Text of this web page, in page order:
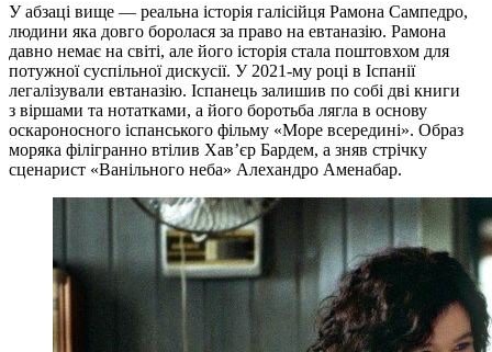
У абзаці вище — реальна історія галісійця Рамона Сампедро,
людини яка довго боролася за право на евтаназію. Рамона
давно немає на світі, але його історія стала поштовхом для
потужної суспільної дискусії. У 2021-му році в Іспанії
легалізували евтаназію. Іспанець залишив по собі дві книги
з віршами та нотатками, а його боротьба лягла в основу
оскароносного іспанського фільму «Море всередині». Образ
моряка філігранно втілив Хав’єр Бардем, а зняв стрічку
сценарист «Ванільного неба» Алехандро Аменабар.